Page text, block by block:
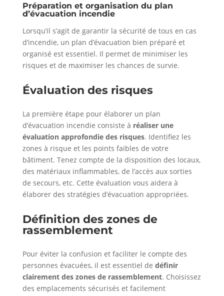
Préparation et organisation du plan
d’évacuation incendie
Lorsqu’il s’agit de garantir la sécurité de tous en cas
d’incendie, un plan d’évacuation bien préparé et
organisé est essentiel. Il permet de minimiser les
risques et de maximiser les chances de survie.
Évaluation des risques
La première étape pour élaborer un plan
d’évacuation incendie consiste à réaliser une
évaluation approfondie des risques. Identifiez les
zones à risque et les points faibles de votre
bâtiment. Tenez compte de la disposition des locaux,
des matériaux inflammables, de l’accès aux sorties
de secours, etc. Cette évaluation vous aidera à
élaborer des stratégies d’évacuation appropriées.
Définition des zones de
rassemblement
Pour éviter la confusion et faciliter le compte des
personnes évacuées, il est essentiel de définir
clairement des zones de rassemblement. Choisissez
des emplacements sécurisés et facilement